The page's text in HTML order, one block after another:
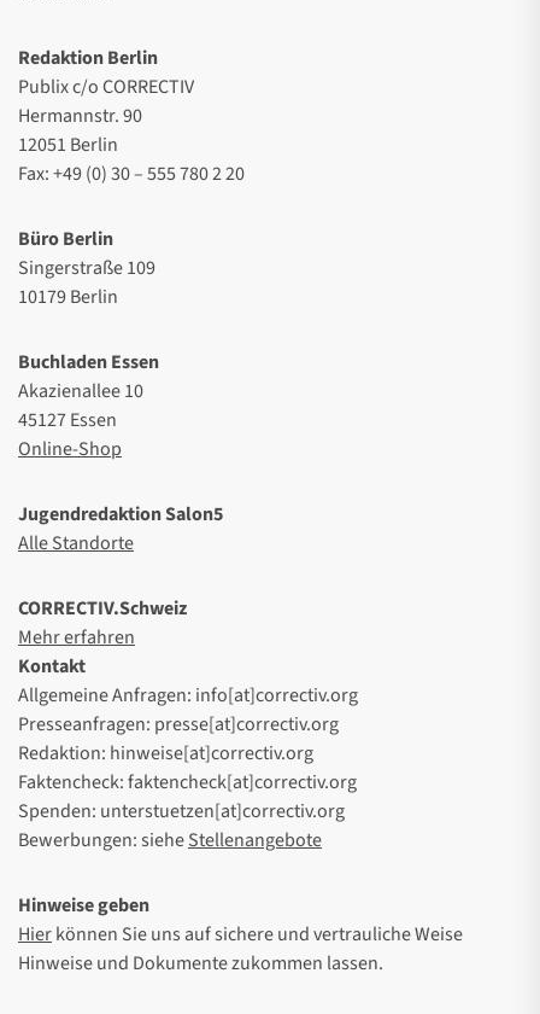
Redaktion Berlin
Publix c/o CORRECTIV
Hermannstr. 90
12051 Berlin
Fax: +49 (0) 30 – 555 780 2 20
Büro Berlin
Singerstraße 109
10179 Berlin
Buchladen Essen
Akazienallee 10
45127 Essen
Online-Shop
Jugendredaktion Salon5
Alle Standorte
CORRECTIV.Schweiz
Mehr erfahren
Kontakt
Allgemeine Anfragen: info[at]correctiv.org
Presseanfragen: presse[at]correctiv.org
Redaktion: hinweise[at]correctiv.org
Faktencheck: faktencheck[at]correctiv.org
Spenden: unterstuetzen[at]correctiv.org
Bewerbungen: sieheStellenangebote
Hinweise geben
Hierkönnen Sie uns auf sichere und vertrauliche Weise
Hinweise und Dokumente zukommen lassen.